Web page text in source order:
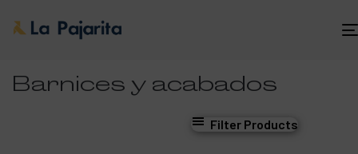
Barnices y acabados
Filter Products